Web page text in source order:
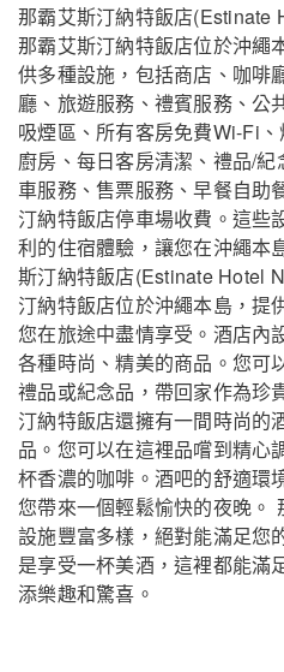
那霸艾斯汀納特飯店(Estinate
那霸艾斯汀納特飯店位於沖繩
供多種設施，包括商店、咖啡
廳、旅遊服務、禮賓服務、公
吸煙區、所有客房免費Wi-Fi
廚房、每日客房清潔、禮品/
車服務、售票服務、早餐自助
汀納特飯店停車場收費。這些
利的住宿體驗，讓您在沖繩本
斯汀納特飯店(Estinate Hotel
汀納特飯店位於沖繩本島，提
您在旅途中盡情享受。酒店內
各種時尚、精美的商品。您可
禮品或紀念品，帶回家作為珍
汀納特飯店還擁有一間時尚的
品。您可以在這裡品嚐到精心
杯香濃的咖啡。酒吧的舒適環
您帶來一個輕鬆愉快的夜晚。
設施豐富多樣，絕對能滿足您
是享受一杯美酒，這裡都能滿
添樂趣和驚喜。